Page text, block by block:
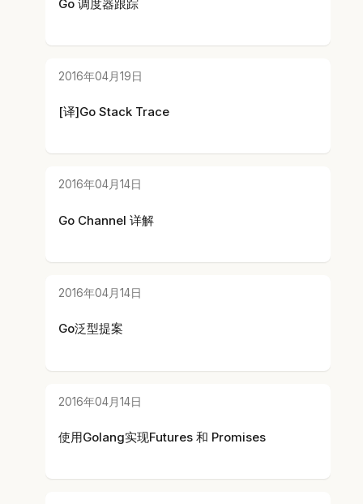
Go 调度器跟踪
2016年04月19日
[译]Go Stack Trace
2016年04月14日
Go Channel 详解
2016年04月14日
Go泛型提案
2016年04月14日
使用Golang实现Futures 和 Promises